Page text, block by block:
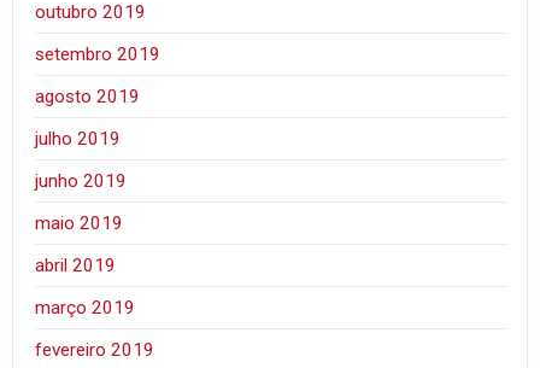
outubro 2019
setembro 2019
agosto 2019
julho 2019
junho 2019
maio 2019
abril 2019
março 2019
fevereiro 2019